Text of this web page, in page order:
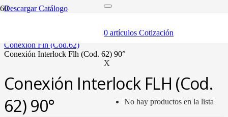
0 artículos Cotización
X
No hay productos en la lista
Descargar Catálogo
mangueras hidráulicas y fittings
conexión flh (cod.62)
conexión interlock flh (cod. 62) 90°
Conexión Interlock FLH (Cod.
62) 90°